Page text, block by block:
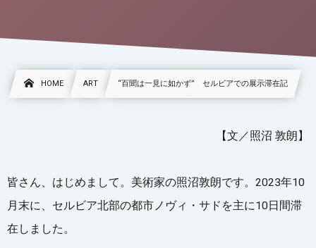
HOME ART “百聞は一見に如かず” セルビアでの展示滞在記
【文／照沼 敦朗】
皆さん、はじめまして。美術家の照沼敦朗です。2023年10
月末に、セルビア北部の都市ノヴィ・サドを主に10日間滞
在しました。